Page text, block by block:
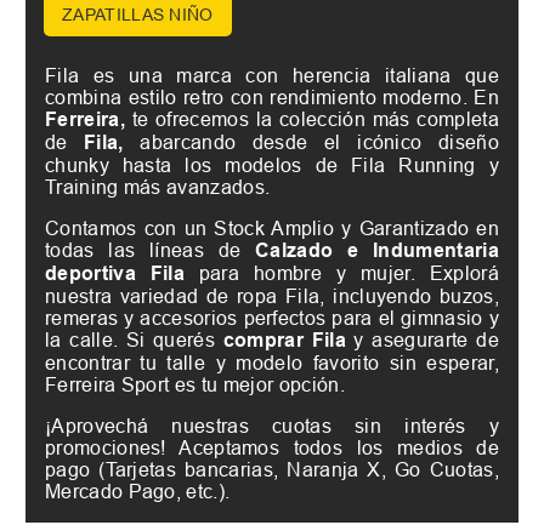
ZAPATILLAS NIÑO
Fila es una marca con herencia italiana que
combina estilo retro con rendimiento moderno. En
Ferreira, te ofrecemos la colección más completa
de Fila,abarcando desde el icónico diseño
chunky hasta los modelos de Fila Running y
Training más avanzados.
Contamos con un Stock Amplio y Garantizado en
todas las líneas deCalzado e Indumentaria
deportiva Fila para hombre y mujer. Explorá
nuestra variedad de ropa Fila, incluyendo buzos,
remeras y accesorios perfectos para el gimnasio y
la calle. Si querés comprar Filay asegurarte de
encontrar tu talle y modelo favorito sin esperar,
Ferreira Sport es tu mejor opción.
¡Aprovechá nuestras cuotas sin interés y
promociones! Aceptamos todos los medios de
pago (Tarjetas bancarias, Naranja X, Go Cuotas,
Mercado Pago, etc.).